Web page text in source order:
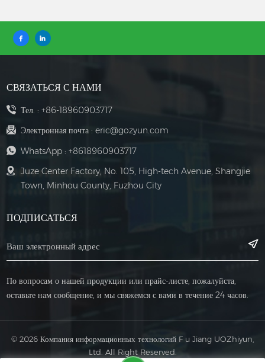
medium and
to eliminate
production
operational costs,
and ensure full
compliance with
Comprising a
4000A main
incoming cabinet
and two high-
delivers stable,
intelligent power
environments.
electric circuit
breaker panel
managing power
flow, every
component
uninterrupted
power.
СВЯЗАТЬСЯ С НАМИ
Тел. : +86-18960903717
Электронная почта : eric@gozyun.com
WhatsApp : +8618960903717
Juze Center Factory, No. 105, High-tech Avenue, Shangjie
Town, Minhou County, Fuzhou City
ПОДПИСАТЬСЯ
По вопросам о нашей продукции или прайс-листе, пожалуйста,
оставьте нам сообщение, и мы свяжемся с вами в течение 24 часов.
© 2026 Компания информационных технологий F u Jiang UOZhiyun,
Ltd. All Right Reserved.